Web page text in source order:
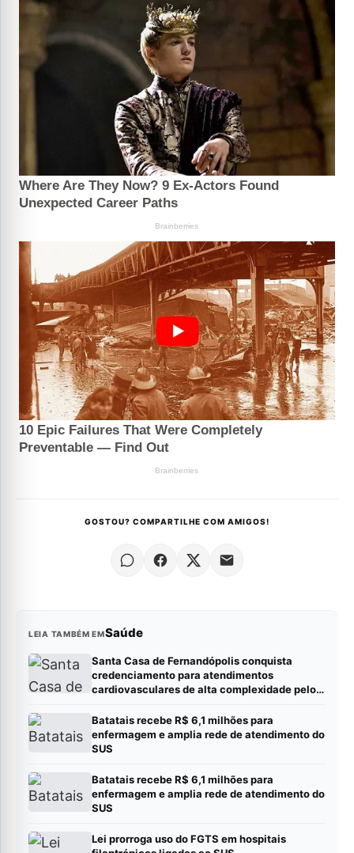
GOSTOU? COMPARTILHE COM AMIGOS!
LEIA TAMBÉM EMSaúde
Santa Casa de Fernandópolis conquista
credenciamento para atendimentos
cardiovasculares de alta complexidade pelo
Batatais recebe R$ 6,1 milhões para
enfermagem e amplia rede de atendimento do
SUS
Batatais recebe R$ 6,1 milhões para
enfermagem e amplia rede de atendimento do
SUS
Lei prorroga uso do FGTS em hospitais